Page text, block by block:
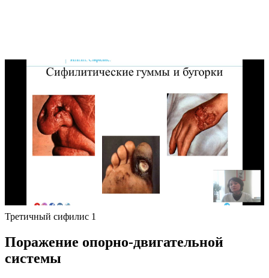
Третичный сифилис 1
Поражение опорно-двигательной
системы